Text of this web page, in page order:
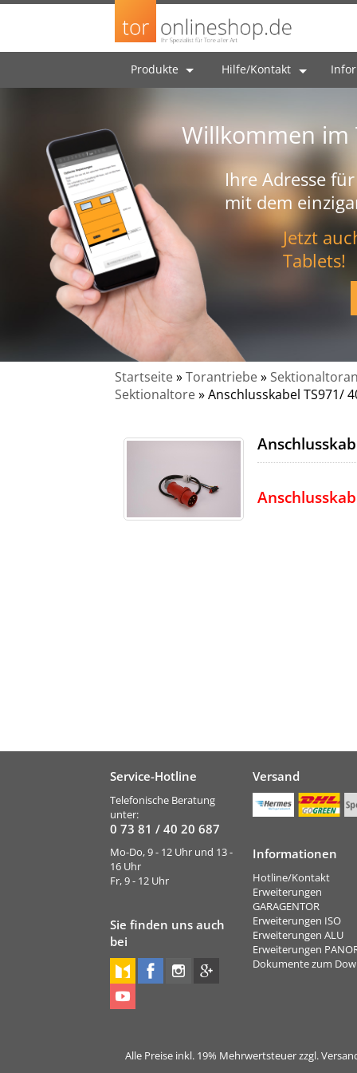
Produkte Hilfe/Kontakt
Willkommen
Ihre Adresse
mit dem
Jetzt
Tablets!
Startseite»Torantriebe»
Sektionaltore»Anschlusskabel TS971/
Service-Hotline
Telefonische Beratung
unter:
0 73 81 / 40 20 687
Mo-Do, 9 - 12 Uhr und 13 -
16 Uhr
Fr, 9 - 12 Uhr
Sie finden uns auch
bei
Versand
Informationen
Hotline/Kontakt
Erweiterungen
GARAGENTOR
Erweiterungen ISO
Erweiterungen ALU
Erweiterungen
Dokumente zum
Alle Preise inkl. 19% Mehrwertsteuer zzgl.